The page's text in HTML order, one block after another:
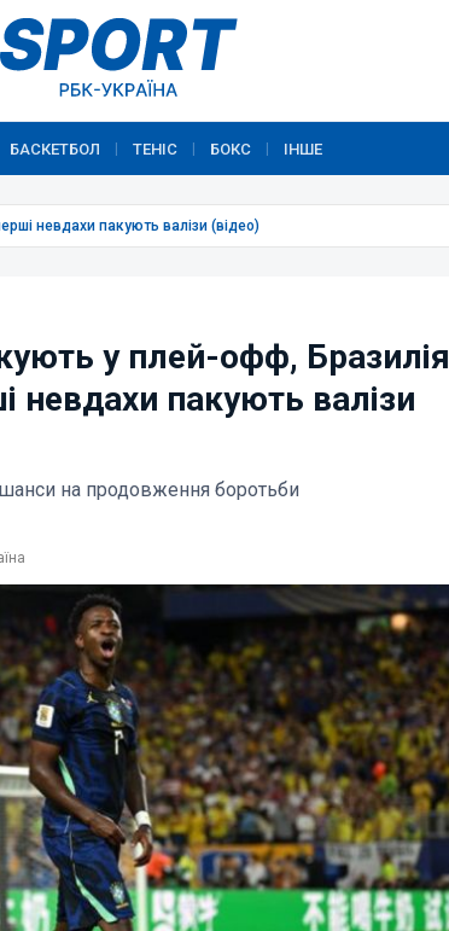
БАСКЕТБОЛ ТЕНІС БОКС ІНШЕ
невдахи пакують валізи (відео)
у плей-офф, Бразилія
невдахи пакують валізи
на продовження боротьби